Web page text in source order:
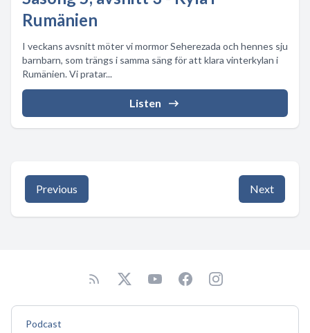
Rumänien
I veckans avsnitt möter vi mormor Seherezada och hennes sju
barnbarn, som trängs i samma säng för att klara vinterkylan i
Rumänien. Vi pratar...
Listen
Previous Next
Podcast